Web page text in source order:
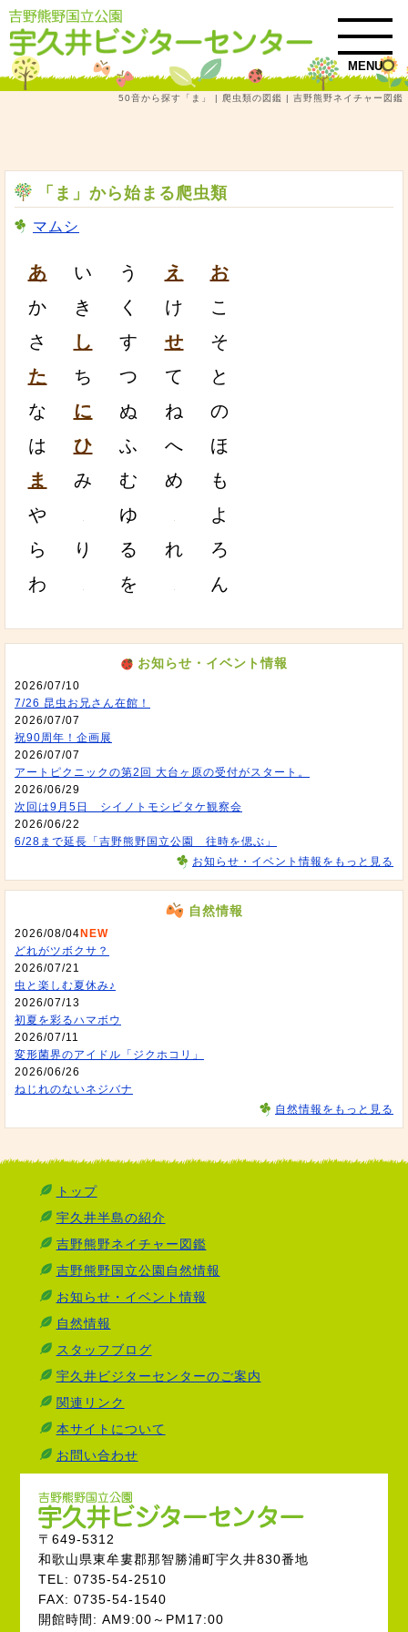
MENU
50音から探す「ま」 | 爬虫類の図鑑 | 吉野熊野ネイチャー図鑑
「ま」から始まる爬虫類
マムシ
あ い う え
お
か
き く け
こ
さ
し す せ
そ
た
ち つ て
と
な
に ぬ ね
の
は
ひ ふ へ
ほ
ま
み む め
も
や
ゆ
よ
ら
り る れ
ろ
わ
を ん
お知らせ・イベント情報
2026/07/10
7/26 昆虫お兄さん在館！
2026/07/07
祝90周年！企画展
2026/07/07
アートピクニックの第2回 大台ヶ原の受付がスタート。
2026/06/29
次回は9月5日 シイノトモシビタケ観察会
2026/06/22
6/28まで延長「吉野熊野国立公園 往時を偲ぶ」
お知らせ・イベント情報をもっと見る
自然情報
2026/08/04 NEW
どれがツボクサ？
2026/07/21
虫と楽しむ夏休み♪
2026/07/13
初夏を彩るハマボウ
2026/07/11
変形菌界のアイドル「ジクホコリ」
2026/06/26
ねじれのないネジバナ
自然情報をもっと見る
トップ
宇久井半島の紹介
吉野熊野ネイチャー図鑑
吉野熊野国立公園自然情報
お知らせ・イベント情報
自然情報
スタッフブログ
宇久井ビジターセンターのご案内
関連リンク
本サイトについて
お問い合わせ
〒649-5312
和歌山県東牟婁郡那智勝浦町宇久井830番地
TEL: 0735-54-2510
FAX: 0735-54-1540
開館時間: AM9:00～PM17:00